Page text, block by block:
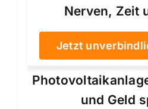
Nerven, Zeit
Jetzt
und Geld